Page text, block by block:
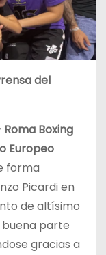
del
Roma Boxing
Europeo
forma
Picardi en
de altísimo
parte
gracias a